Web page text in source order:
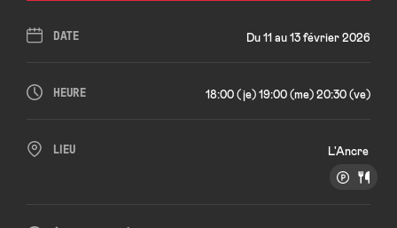
DATE Du 11 au 13 février 2026
HEURE 18:00 (je) 19:00 (me) 20:30 (ve)
LIEU L'Ancre